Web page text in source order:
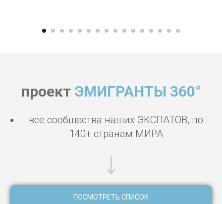
проект ЭМИГРАНТЫ 360°
все сообщества наших ЭКСПАТОВ, по
140+ странам МИРА
ПОСМОТРЕТЬ СПИСОК